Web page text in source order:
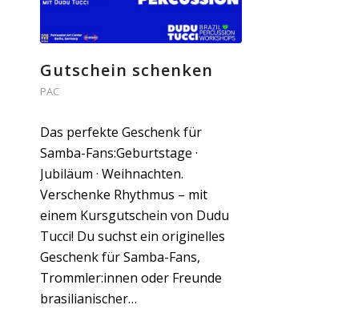
Gutschein schenken
PAC
Das perfekte Geschenk für
Samba-Fans:Geburtstage ·
Jubiläum · Weihnachten.
Verschenke Rhythmus – mit
einem Kursgutschein von Dudu
Tucci! Du suchst ein originelles
Geschenk für Samba-Fans,
Trommler:innen oder Freunde
brasilianischer…